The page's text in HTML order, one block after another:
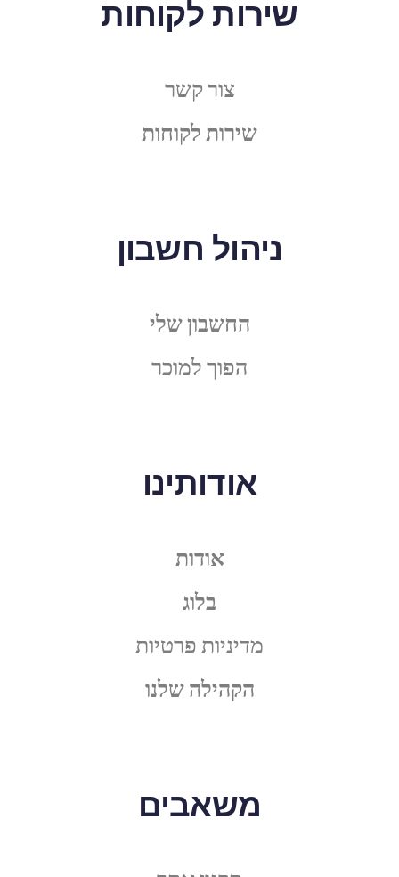
שירות לקוחות
צור קשר
שירות לקוחות
ניהול חשבון
החשבון שלי
הפוך למוכר
אודותינו
אודות
בלוג
מדיניות פרטיות
הקהילה שלנו
משאבים